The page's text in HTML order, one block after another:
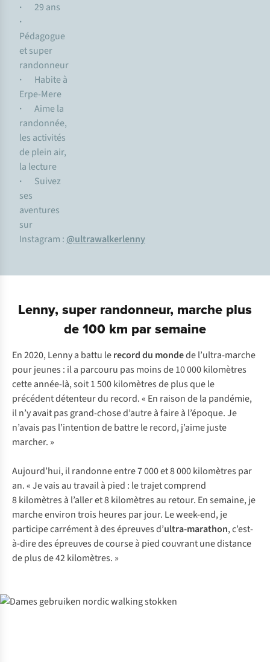
· 29 ans
·
Pédagogue
et super
randonneur
·
Habite à
Erpe-Mere
·
Aime la
randonnée,
les activités
de plein air,
la lecture
·
Suivez
ses
aventures
sur
Instagram : @ultrawalkerlenny
Lenny, super randonneur, marche plus
de 100 km par semaine
En 2020, Lenny a battu lerecord du mondede l’ultra-marche
pour jeunes : il a parcouru pas moins de 10 000 kilomètres
cette année-là, soit 1 500 kilomètres de plus que le
précédent détenteur du record. « En raison de la pandémie,
il n’y avait pas grand-chose d’autre à faire à l’époque. Je
n’avais pas l’intention de battre le record, j’aime juste
marcher. »
Aujourd’hui, il randonne entre 7 000 et 8 000 kilomètres par
an. « Je vais au travail à pied : le trajet comprend
8 kilomètres à l’aller et 8 kilomètres au retour. En semaine, je
marche environ trois heures par jour. Le week-end, je
participe carrément à des épreuves d’ultra-marathon, c’est-
à-dire des épreuves de course à pied couvrant une distance
de plus de 42 kilomètres. »